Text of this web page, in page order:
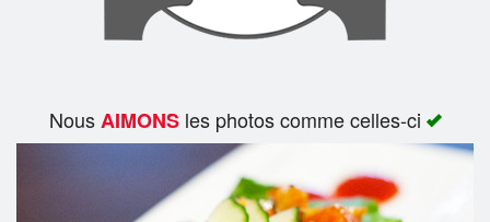
NousAIMONSles photos comme celles-ci